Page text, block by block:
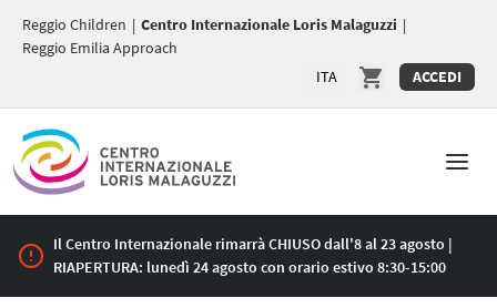
Reggio Children | Centro Internazionale Loris Malaguzzi |
Reggio Emilia Approach
ITA
ACCEDI
Il Centro Internazionale rimarrà CHIUSO dall'8 al 23 agosto |
RIAPERTURA: lunedì 24 agosto con orario estivo 8:30-15:00